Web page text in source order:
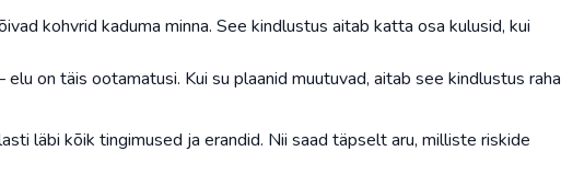
kohvrid kaduma minna. See kindlustus aitab katta osa kulusid, kui
on täis ootamatusi. Kui su plaanid muutuvad, aitab see kindlustus raha
läbi kõik tingimused ja erandid. Nii saad täpselt aru, milliste riskide